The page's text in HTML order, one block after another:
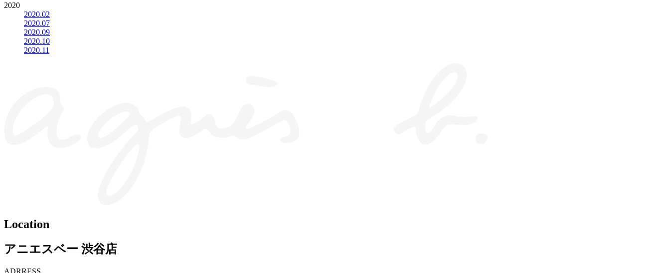
2020
2020.02
2020.07
2020.09
2020.10
2020.11
Location
アニエスベー 渋谷店
ADRRESS